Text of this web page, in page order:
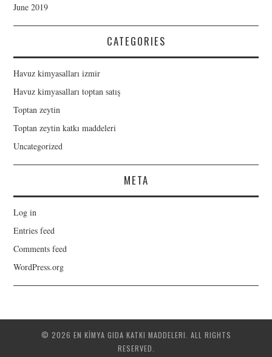
June 2019
CATEGORIES
Havuz kimyasalları izmir
Havuz kimyasalları toptan satış
Toptan zeytin
Toptan zeytin katkı maddeleri
Uncategorized
META
Log in
Entries feed
Comments feed
WordPress.org
© 2026 EN KİMYA GIDA KATKI MADDELERI. ALL RIGHTS
RESERVED.